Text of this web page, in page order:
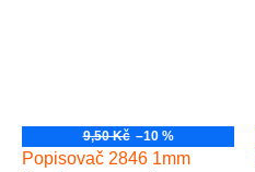
9,50 Kč –10 %
Popisovač 2846 1mm